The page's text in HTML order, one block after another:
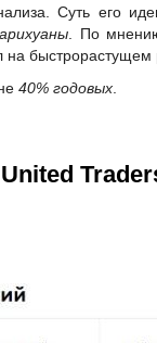
Суть его
. По
на
40% годовых